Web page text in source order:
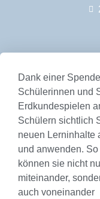
Dank einer
Schülerinnen und
Erdkundespielen
Schülern sichtlich
neuen Lerninhalte
und anwenden. So
können sie nicht
miteinander,
auch voneinander